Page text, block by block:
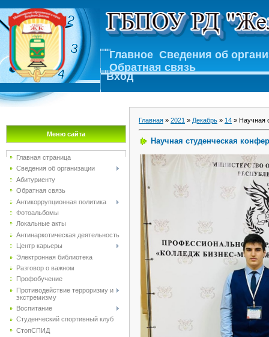
Главное Сведения об
Обратная связь
Вход
Меню сайта
Главная страница
Сведения об организации
Абитуриенту
Обратная связь
Антикоррупционная политика
Фотоальбомы
Локальные акты
Антинаркотическая деятельность
Центр карьеры
Электронная библиотека
Разговор о важном
Профобучение
Противодействие терроризму и
экстремизму
Воспитание
Студенческий спортивный клуб
CтопСПИД
Главная » 2021 » Декабрь » 14 » Научная
Научная студенческая